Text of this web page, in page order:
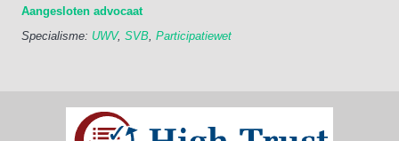
Aangesloten advocaat
Specialisme: UWV, SVB Participatiewet